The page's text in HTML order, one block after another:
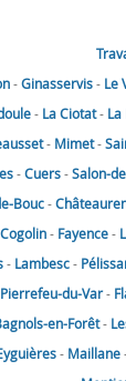
-Ginasservis- Le
- La Ciotat-
- Mimet-
-Cuers-Salon-
Bouc-
Cogolin- Fayence-
- Lambesc-
Pierrefeu-du-Var-
en-Forêt-
- Maillane